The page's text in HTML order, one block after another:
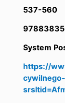
537-560
System
https://